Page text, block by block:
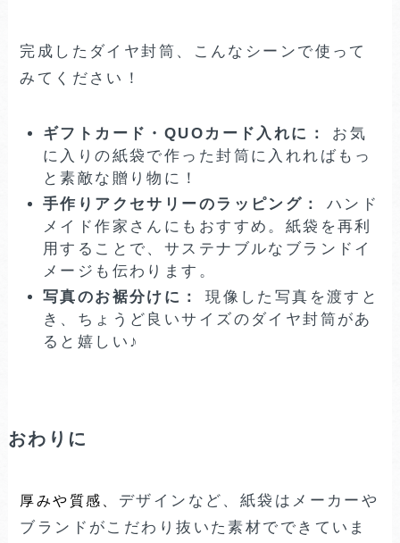
完成したダイヤ封筒、こんなシーンで使って
みてください！
ギフトカード・QUOカード入れに：
お気
に入りの紙袋で作った封筒に入れればもっ
と素敵な贈り物に！
手作りアクセサリーのラッピング：
ハンド
メイド作家さんにもおすすめ。紙袋を再利
用することで、サステナブルなブランドイ
メージも伝わります。
写真のお裾分けに：
現像した写真を渡すと
き、ちょうど良いサイズのダイヤ封筒があ
ると嬉しい♪
おわりに
厚みや質感、 デザインなど、紙袋はメーカーや
ブランドがこだわり抜いた素材でできていま